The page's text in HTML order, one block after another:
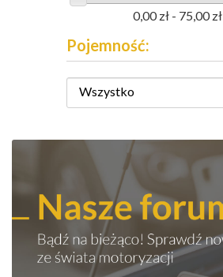
0,00 zł - 75,00 zł
Pojemność:
Wszystko